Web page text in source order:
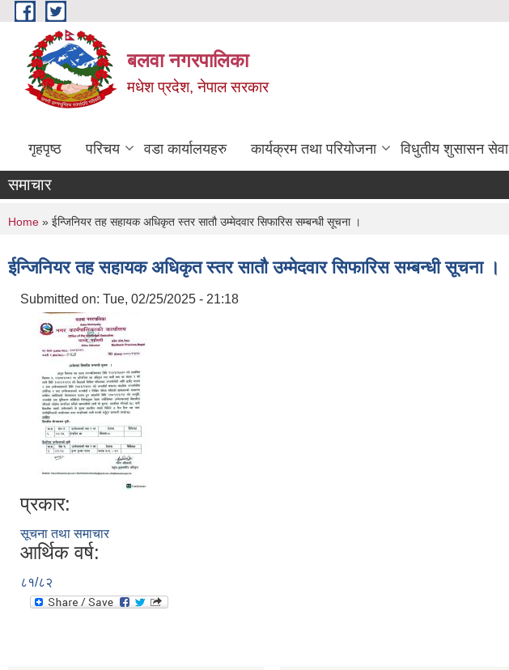
Skip to main content
बलवा नगरपालिका
मधेश प्रदेश, नेपाल सरकार
गृहपृष्ठ परिचय वडा कार्यालयहरु कार्यक्रम तथा परियोजना विधुतीय शुसासन सेवा
समाचार
You are here
Home » ईन्जिनियर तह सहायक अधिकृत स्तर सातौ उम्मेदवार सिफारिस सम्बन्धी सूचना ।
ईन्जिनियर तह सहायक अधिकृत स्तर सातौ उम्मेदवार सिफारिस सम्बन्धी सूचना ।
Submitted on: Tue, 02/25/2025 - 21:18
प्रकार:
सूचना तथा समाचार
आर्थिक वर्ष:
८१/८२